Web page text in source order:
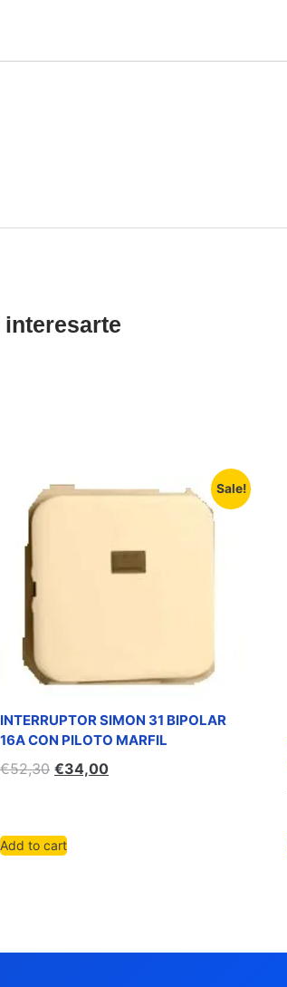
interesarte
Sale!
INTERRUPTOR SIMON 31 BIPOLAR
16A CON PILOTO MARFIL
€52,30 €34,00
Add to cart